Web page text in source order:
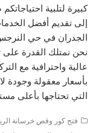
كبيرة لتلبية
إلى تقديم أفضل
الجدران في حي
نحن نمتلك القدرة على
عالية واحترافية مع
بأسعار معقولة وجودة
التي تحتاجها بأعلى
فتح كور وقص خرسانة